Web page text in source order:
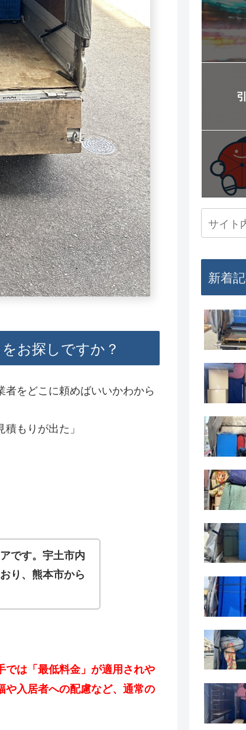
お探しですか？
者をどこに頼めばいいかわから
もりが出た」
です。宇土市内
り、熊本市から
は「最低料金」が適用されや
入居者への配慮など、通常の
新着